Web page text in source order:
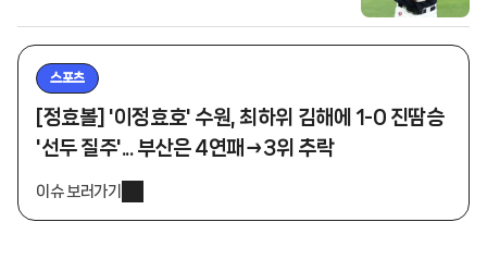
스포츠
[정효볼] '이정효호' 수원, 최하위 김해에 1-0 진땀승
'선두 질주'... 부산은 4연패→3위 추락
이슈 보러가기